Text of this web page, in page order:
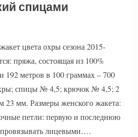
спицами
цвета охры сезона 2015-
пряжа, состоящая из 100%
192 метров в 100 граммах – 700
спицы № 4,5; крючок № 4,5; 2
23 мм. Размеры женского жакета:
петли: первую и последнюю
лицевыми….